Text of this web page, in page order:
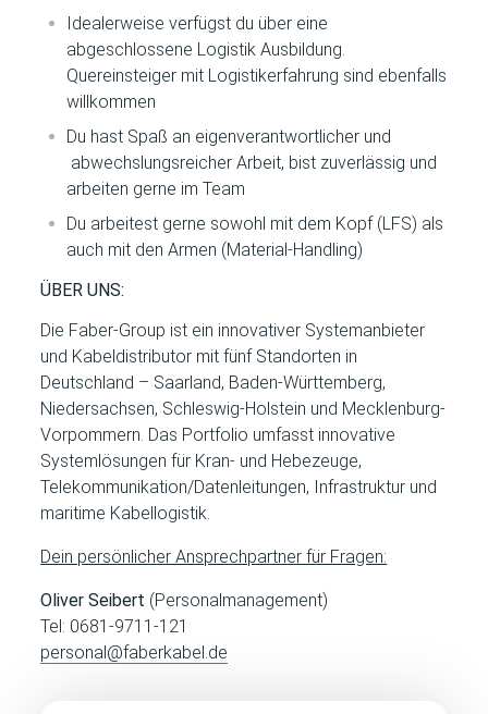
Idealerweise verfügst du über eine
abgeschlossene Logistik Ausbildung.
Quereinsteiger mit Logistikerfahrung sind ebenfalls
willkommen
Du hast Spaß an eigenverantwortlicher und
abwechslungsreicher Arbeit, bist zuverlässig und
arbeiten gerne im Team
Du arbeitest gerne sowohl mit dem Kopf (LFS) als
auch mit den Armen (Material-Handling)
ÜBER UNS:
Die Faber-Group ist ein innovativer Systemanbieter
und Kabeldistributor mit fünf Standorten in
Deutschland – Saarland, Baden-Württemberg,
Niedersachsen, Schleswig-Holstein und Mecklenburg-
Vorpommern. Das Portfolio umfasst innovative
Systemlösungen für Kran- und Hebezeuge,
Telekommunikation/Datenleitungen, Infrastruktur und
maritime Kabellogistik.
Dein persönlicher Ansprechpartner für Fragen:
Oliver Seibert (Personalmanagement)
Tel: 0681-9711-121
personal@faberkabel.de